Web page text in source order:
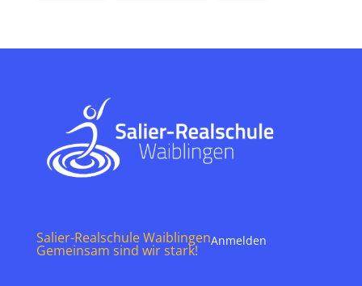
Salier-Realschule Waiblingen
Gemeinsam sind wir stark!
Anmelden